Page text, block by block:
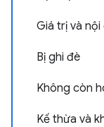
Giá trị và
Bị ghi đè
Không còn
Kế thừa và